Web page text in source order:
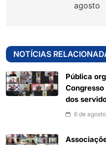
agosto
NOTÍCIAS
Pública
dos
6 de